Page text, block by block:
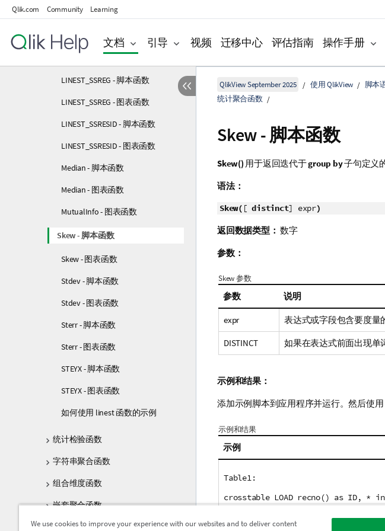
Qlik.com Community Learning
文档 引导 视频 迁移中心 评估指南 操作手册
LINEST_SEM - 图表函数
LINEST_SEY - 脚本函数
LINEST_SSREG - 脚本函数
LINEST_SSREG - 图表函数
LINEST_SSRESID - 脚本函数
LINEST_SSRESID - 图表函数
Median - 脚本函数
Median - 图表函数
MutualInfo - 图表函数
Skew - 脚本函数
Skew - 图表函数
Stdev - 脚本函数
Stdev - 图表函数
Sterr - 脚本函数
Sterr - 图表函数
STEYX - 脚本函数
STEYX - 图表函数
如何使用 linest 函数的示例
统计检验函数
字符串聚合函数
组合维度函数
嵌套聚合函数
QlikView September 2025 使用 QlikView 脚本
统计聚合函数
Skew - 脚本函数
Skew() 用于返回迭代于group by子句定义
语法：
Skew( [distinct] expr)
返回数据类型： 数字
参数：
Skew 参数
参数 说明
expr 表达式或字段包含要度量
DISTINCT 如果在表达式前面出现单
示例和结果：
添加示例脚本到应用程序并运行。然后使用
示例和结果
示例
Table1:
crosstable LOAD recno() as ID, *
We use cookies to improve your experience with our websites and to deliver content